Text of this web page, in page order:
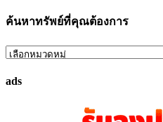
ค้นหาทรัพย์ที่คุณต้องการ
ค้นหา
ที่
ads